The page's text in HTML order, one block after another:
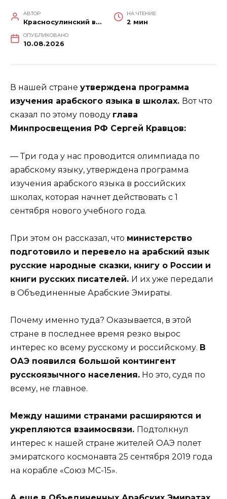
АВТОР
Красносулинский вестник
НА ЧТЕНИЕ
2 мин
ОПУБЛИКОВАНО
10.08.2026
В нашей стране утверждена программа
изучения арабского языка в школах. Вот что
сказал по этому поводу глава
Минпросвещения РФ Сергей Кравцов:
— Три года у нас проводится олимпиада по
арабскому языку, утверждена программа
изучения арабского языка в российских
школах, которая начнет действовать с 1
сентября нового учебного года.
При этом он рассказал, что министерство
подготовило и перевело на арабский язык
русские народные сказки, книгу о России и
книги русских писателей. И их уже передали
в Объединенные Арабские Эмираты.
Почему именно туда? Оказывается, в этой
стране в последнее время резко вырос
интерес ко всему русскому и российскому. В
ОАЭ появился большой контингент
русскоязычного населения. Но это, судя по
всему, не главное.
Между нашими странами расширяются и
укрепляются взаимосвязи. Подтолкнул
интерес к нашей стране жителей ОАЭ полет
эмиратского космонавта 25 сентября 2019 года
на корабле «Союз МС-15».